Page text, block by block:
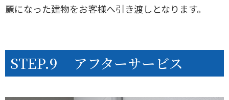
麗になった建物をお客様へ引き渡しとなります。
STEP.9 アフターサービス